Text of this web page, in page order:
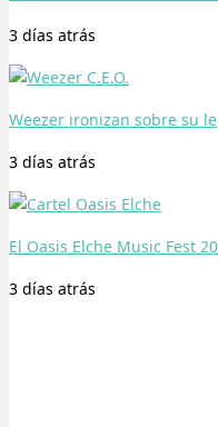
3 días atrás
Weezer ironizan sobre su
3 días atrás
El Oasis Elche Music Fest
3 días atrás